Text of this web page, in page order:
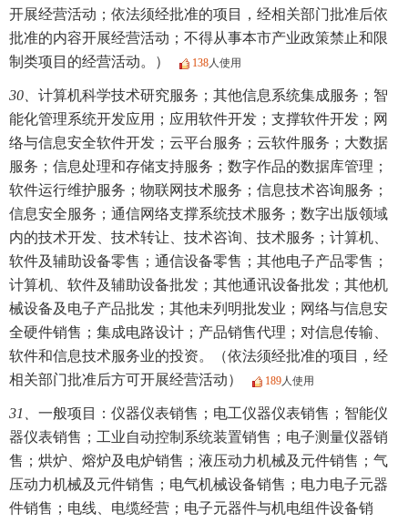
开展经营活动；依法须经批准的项目，经相关部门批准后依
批准的内容开展经营活动；不得从事本市产业政策禁止和限
制类项目的经营活动。）
138人使用
30、 计算机科学技术研究服务；其他信息系统集成服务；智
能化管理系统开发应用；应用软件开发；支撑软件开发；网
络与信息安全软件开发；云平台服务；云软件服务；大数据
服务；信息处理和存储支持服务；数字作品的数据库管理；
软件运行维护服务；物联网技术服务；信息技术咨询服务；
信息安全服务；通信网络支撑系统技术服务；数字出版领域
内的技术开发、技术转让、技术咨询、技术服务；计算机、
软件及辅助设备零售；通信设备零售；其他电子产品零售；
计算机、软件及辅助设备批发；其他通讯设备批发；其他机
械设备及电子产品批发；其他未列明批发业；网络与信息安
全硬件销售；集成电路设计；产品销售代理；对信息传输、
软件和信息技术服务业的投资。（依法须经批准的项目，经
相关部门批准后方可开展经营活动）
189人使用
31、 一般项目：仪器仪表销售；电工仪器仪表销售；智能仪
器仪表销售；工业自动控制系统装置销售；电子测量仪器销
售；烘炉、熔炉及电炉销售；液压动力机械及元件销售；气
压动力机械及元件销售；电气机械设备销售；电力电子元器
件销售；电线、电缆经营；电子元器件与机电组件设备销